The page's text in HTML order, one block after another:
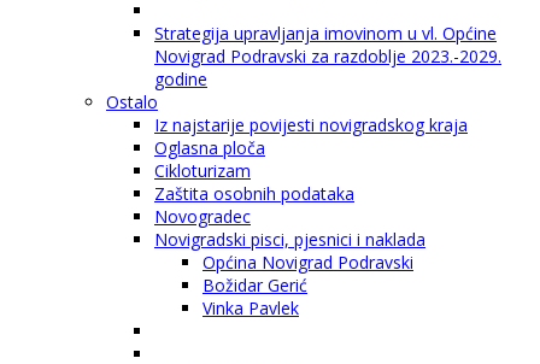
Strategija upravljanja imovinom u vl. Općine
Novigrad Podravski za razdoblje 2023.-2029.
godine
Ostalo
Iz najstarije povijesti novigradskog kraja
Oglasna ploča
Cikloturizam
Zaštita osobnih podataka
Novogradec
Novigradski pisci, pjesnici i naklada
Općina Novigrad Podravski
Božidar Gerić
Vinka Pavlek